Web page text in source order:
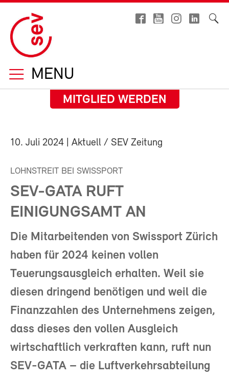
MENU
MITGLIED WERDEN
10. Juli 2024 | Aktuell / SEV Zeitung
LOHNSTREIT BEI SWISSPORT
SEV-GATA RUFT
EINIGUNGSAMT AN
Die Mitarbeitenden von Swissport Zürich
haben für 2024 keinen vollen
Teuerungsausgleich erhalten. Weil sie
diesen dringend benötigen und weil die
Finanzzahlen des Unternehmens zeigen,
dass dieses den vollen Ausgleich
wirtschaftlich verkraften kann, ruft nun
SEV-GATA – die Luftverkehrsabteilung